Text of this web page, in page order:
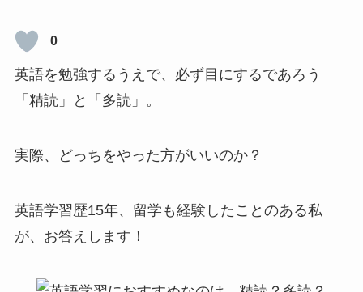
0
英語を勉強するうえで、必ず目にするであろう
「精読」と「多読」。
実際、どっちをやった方がいいのか？
英語学習歴15年、留学も経験したことのある私
が、お答えします！